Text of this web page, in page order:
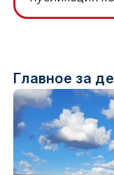
Главное за